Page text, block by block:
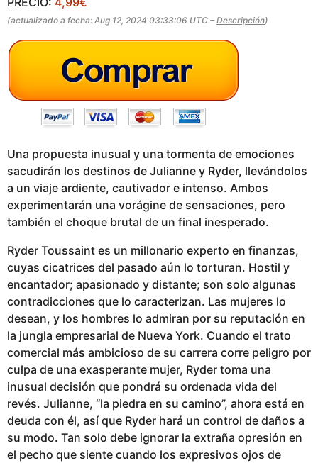
g
o
(actualizado a fecha: Aug 12, 2024 03:33:06 UTC – Descripción)
Una propuesta inusual y una tormenta de emociones
sacudirán los destinos de Julianne y Ryder, llevándolos
a un viaje ardiente, cautivador e intenso. Ambos
experimentarán una vorágine de sensaciones, pero
también el choque brutal de un final inesperado.
Ryder Toussaint es un millonario experto en finanzas,
cuyas cicatrices del pasado aún lo torturan. Hostil y
encantador; apasionado y distante; son solo algunas
contradicciones que lo caracterizan. Las mujeres lo
desean, y los hombres lo admiran por su reputación en
la jungla empresarial de Nueva York. Cuando el trato
comercial más ambicioso de su carrera corre peligro por
culpa de una exasperante mujer, Ryder toma una
inusual decisión que pondrá su ordenada vida del
revés. Julianne, “la piedra en su camino”, ahora está en
deuda con él, así que Ryder hará un control de daños a
su modo. Tan solo debe ignorar la extraña opresión en
el pecho que siente cuando los expresivos ojos de